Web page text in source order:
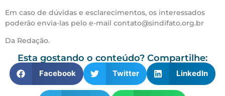
Em caso de dúvidas e esclarecimentos, os interessados
poderão envia-las pelo e-mail contato@sindifato.org.br
Da Redação.
Esta gostando o conteúdo? Compartilhe:
Facebook Twitter LinkedIn